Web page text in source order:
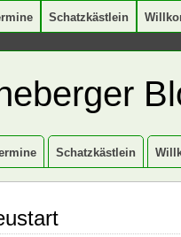
Schatzkästlein
Schatzkästlein